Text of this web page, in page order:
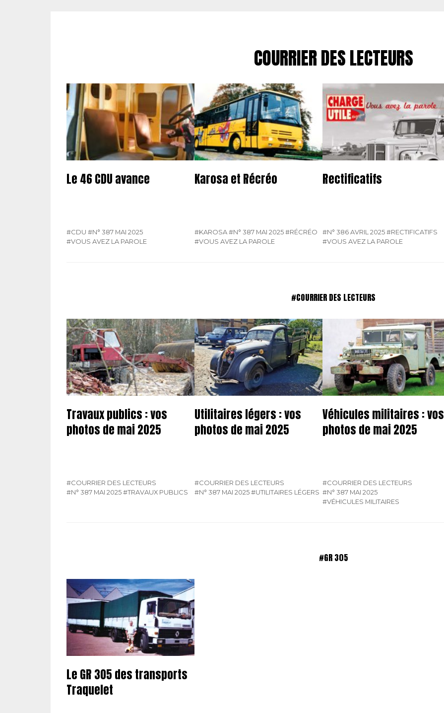
COURRIER DES LECTEURS
Le 46 CDU avance
#CDU #N° 387 MAI 2025
#VOUS AVEZ LA PAROLE
Karosa et Récréo
#KAROSA #N° 387 MAI 2025 #RÉCRÉO
#VOUS AVEZ LA PAROLE
Rectificatifs
#N° 386 AVRIL 2025 #RECTIFICATIFS
#VOUS AVEZ LA PAROLE
#COURRIER DES LECTEURS
Travaux publics : vos
photos de mai 2025
#COURRIER DES LECTEURS
#N° 387 MAI 2025#TRAVAUX PUBLICS
Utilitaires légers : vos
photos de mai 2025
#COURRIER DES LECTEURS
#N° 387 MAI 2025 #UTILITAIRES LÉGERS
Véhicules militaires : vos
photos de mai 2025
#COURRIER DES LECTEURS
#N° 387 MAI 2025
#VÉHICULES MILITAIRES
#GR 305
Le GR 305 des transports
Traquelet